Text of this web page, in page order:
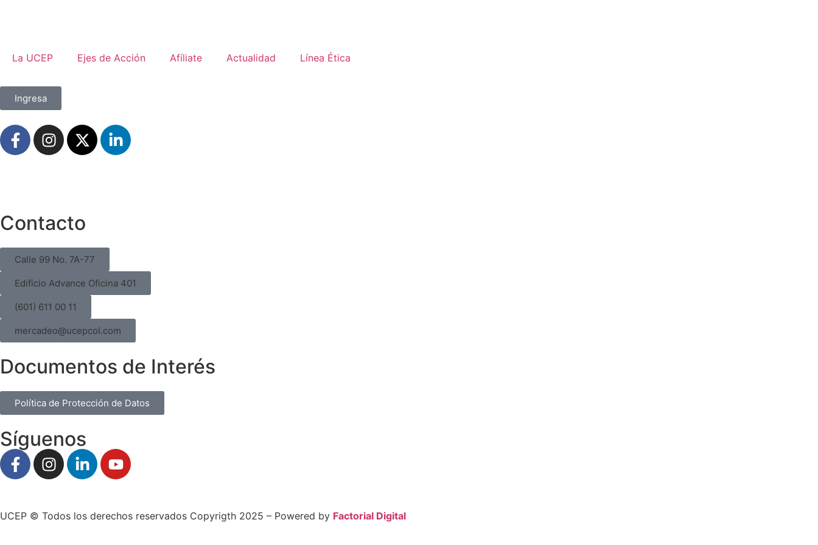
La UCEP Ejes de Acción Afíliate Actualidad Línea Ética
Ingresa
Contacto
Calle 99 No. 7A-77
Edificio Advance Oficina 401
(601) 611 00 11
mercadeo@ucepcol.com
Documentos de Interés
Política de Protección de Datos
Síguenos
UCEP © Todos los derechos reservados Copyrigth 2025 – Powered by Factorial Digital